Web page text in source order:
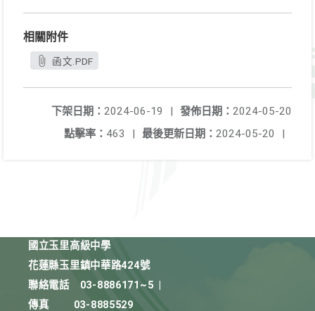
相關附件
函文.PDF
發佈日期： 2024-05-20
下架日期： 2024-06-19
|
最後更新日期： 2024-05-20 |
點擊率： 463 |
國立玉里高級中學
花蓮縣玉里鎮中華路424號
聯絡電話
03-8886171~5
傳真
03-8885529